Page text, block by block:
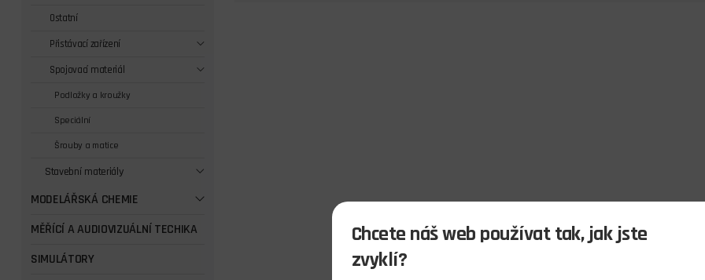
Ostatní
Přistávací zařízení
Spojovací materiál
Podložky a kroužky
Speciální
Šrouby a matice
Stavební materiály
MODELÁŘSKÁ CHEMIE
MĚŘÍCÍ A AUDIOVIZUÁLNÍ TECHIKA
SIMULÁTORY
Chcete náš web používat tak, jak jste
zvyklí?